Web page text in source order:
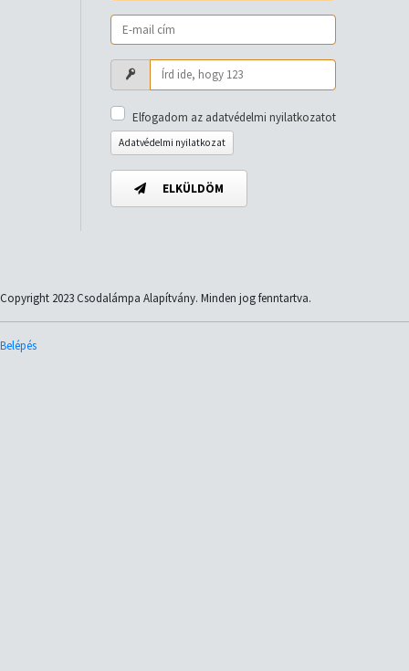
Elfogadom az adatvédelmi nyilatkozatot
Adatvédelmi nyilatkozat
ELKÜLDÖM
Copyright 2023 Csodalámpa Alapítvány. Minden jog fenntartva.
Belépés